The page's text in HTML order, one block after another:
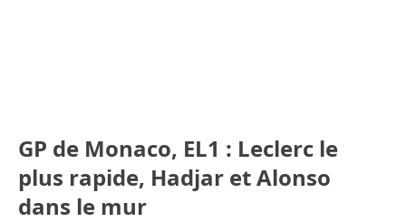
GP de Monaco, EL1 : Leclerc le
plus rapide, Hadjar et Alonso
dans le mur